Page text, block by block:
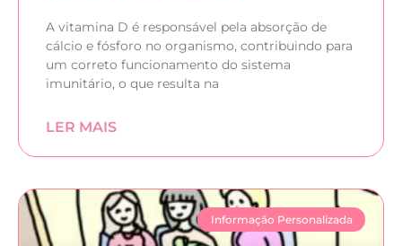
A vitamina D é responsável pela absorção de
cálcio e fósforo no organismo, contribuindo para
um correto funcionamento do sistema
imunitário, o que resulta na
LER MAIS
Informação Personalizada